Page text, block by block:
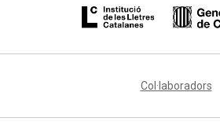
Col·laboradors